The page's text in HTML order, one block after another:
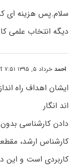
سلام.پس هزینه ای
دیگه انتخاب علمی
احمدخرداد ۵, ۱۳۹۵ at ۷:۵۱ ق٫ظ
ایشان اهداف راه
اند انگار
دادن کارشناسی
کارشناس ارشد،
کاربردی است و این